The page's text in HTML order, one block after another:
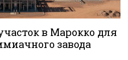
в Марокко для
завода